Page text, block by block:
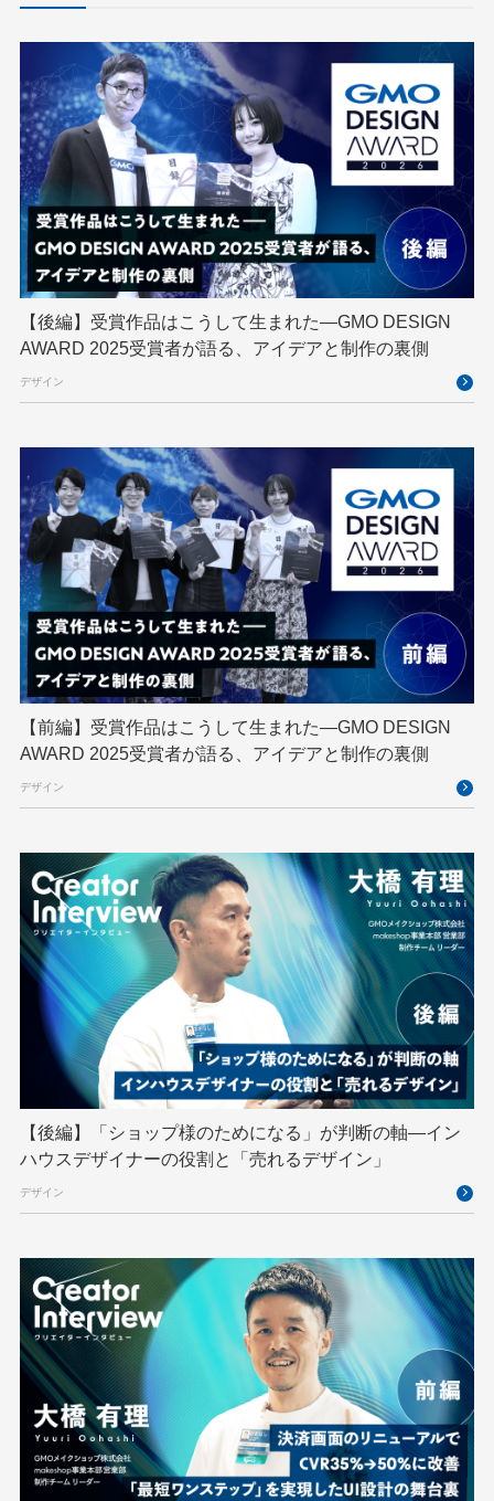
Designship developer DevRel
DevSecOpsThon Docker
Engineering Journey expert EXPERT CROSS
GMO AI＆ロボティクス商事 GMO AIR
GMO DESIGN AWARD GMO Developers Day
GMO Developers Night GMO Flatt Security
GMO GPUクラウド GMO Hacking Night
GMO kitaQ GMO SONIC GMOアドパートナーズ
GMOアドマーケティング GMOインターネット
GMOコネクト GMOサイバーセキュリティ byイエラエ
GMOデジキッズ GMOブランドセキュリティ
GMOペイメントゲートウェイ GMOペパボ
GMOメイクショップ GMOメディア GMOロボッツ
GMO大会議 GMO天秤AI Go GPUクラウド
GTB Hack-1グランプリ IETF iOS
Japan Drone
Java JJUG JSAI2026 K8s
Kaigi on Rails
Perl PHP PHPcon PHPerKaigi
Python RFC RPA Ruby
SECCON Selenium Spectrum Tokyo Meetup
splunk SRE Takumi byGMO Terraform
TypeScript UI/UX vibe VLA
VS Code XSS ZTNA
アドベントカレンダー イベントレポート
インターンシップ インハウス お名前.com
クリエイターインタビュー
サイバーセキュリティ サマーインターン スクラム
スパム対策 スペシャリスト セキュリティ
ソフトウェアサプライチェーン チームビルディング
デザイン ネットのセキュリティもGMO
ハーネスエンジニアリング バックエンド
ヒューマノイド ヒューマノイドロボット
【後編】受賞作品はこうして生まれた—GMO DESIGN
AWARD 2025受賞者が語る、アイデアと制作の裏側
デザイン
【前編】受賞作品はこうして生まれた—GMO DESIGN
AWARD 2025受賞者が語る、アイデアと制作の裏側
デザイン
【後編】「ショップ様のためになる」が判断の軸―イン
ハウスデザイナーの役割と「売れるデザイン」
デザイン